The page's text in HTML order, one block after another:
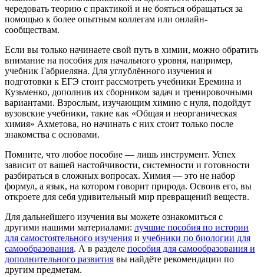
чередовать теорию с практикой и не бояться обращаться за
помощью к более опытным коллегам или онлайн-
сообществам.
Если вы только начинаете свой путь в химии, можно обратить
внимание на пособия для начального уровня, например,
учебник Габриеляна. Для углублённого изучения и
подготовки к ЕГЭ стоит рассмотреть учебники Еремина и
Кузьменко, дополнив их сборником задач и тренировочными
вариантами. Взрослым, изучающим химию с нуля, подойдут
вузовские учебники, такие как «Общая и неорганическая
химия» Ахметова, но начинать с них стоит только после
знакомства с основами.
Помните, что любое пособие — лишь инструмент. Успех
зависит от вашей настойчивости, системности и готовности
разбираться в сложных вопросах. Химия — это не набор
формул, а язык, на котором говорит природа. Освоив его, вы
откроете для себя удивительный мир превращений веществ.
Для дальнейшего изучения вы можете ознакомиться с
другими нашими материалами: лучшие пособия по истории
для самостоятельного изучения и учебники по биологии для
самообразования. А в разделе пособия для самообразования и
дополнительного развития вы найдёте рекомендации по
другим предметам.